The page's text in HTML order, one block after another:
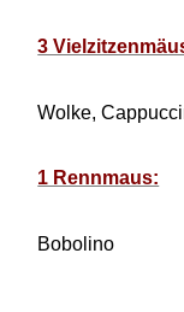
3
Wolke,
1 Rennmaus:
Bobolino